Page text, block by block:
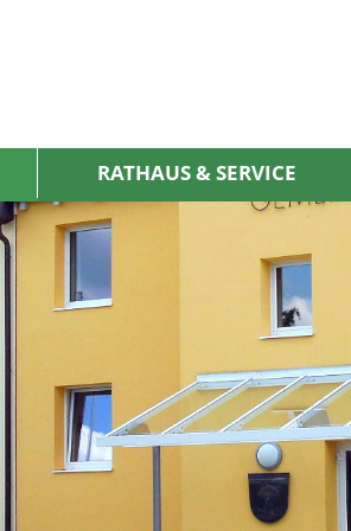
RATHAUS & SERVICE